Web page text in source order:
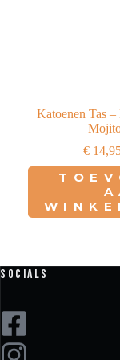
Katoenen Tas
€
Socials